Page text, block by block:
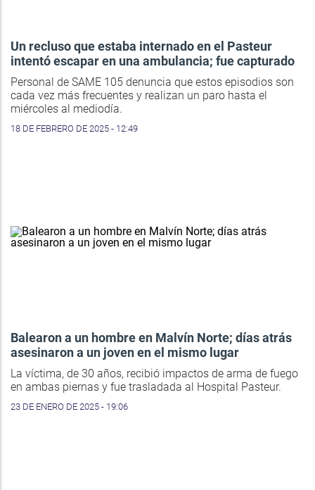
Un recluso que estaba internado en el Pasteur
intentó escapar en una ambulancia; fue capturado
Personal de SAME 105 denuncia que estos episodios son
cada vez más frecuentes y realizan un paro hasta el
miércoles al mediodía.
18 DE FEBRERO DE 2025 - 12:49
Balearon a un hombre en Malvín Norte; días atrás
asesinaron a un joven en el mismo lugar
La víctima, de 30 años, recibió impactos de arma de fuego
en ambas piernas y fue trasladada al Hospital Pasteur.
23 DE ENERO DE 2025 - 19:06